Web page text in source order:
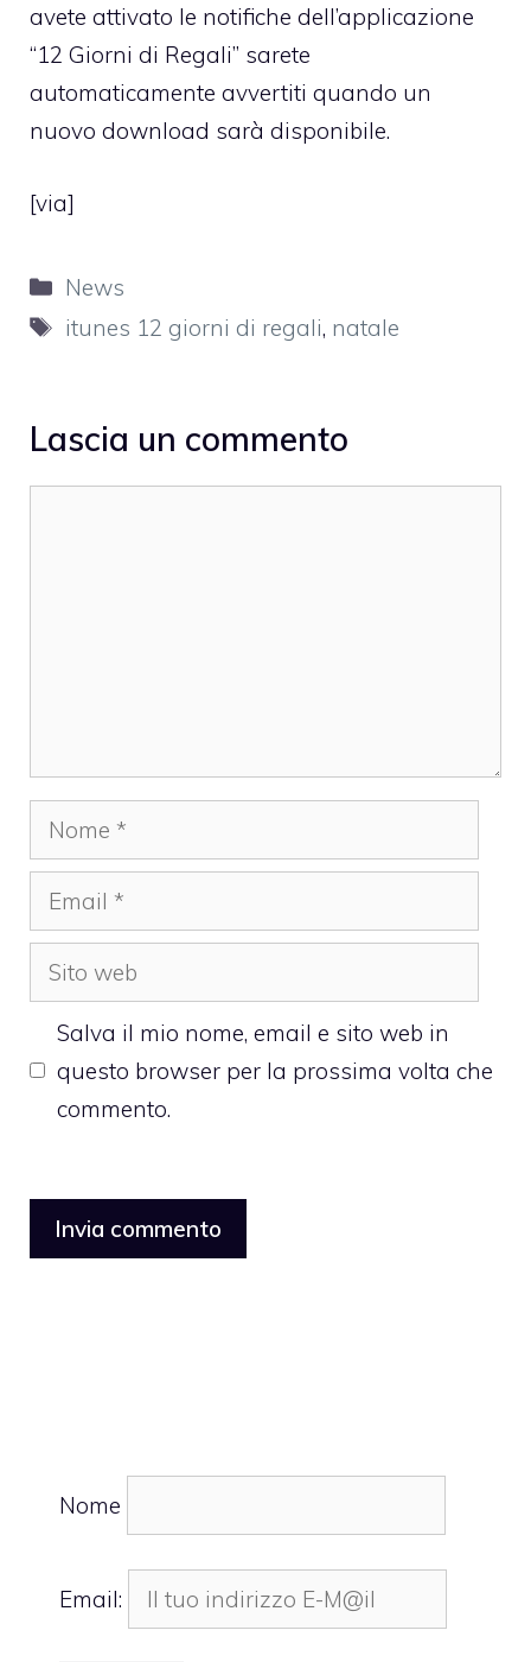
avete attivato le notifiche dell’applicazione
“12 Giorni di Regali” sarete
automaticamente avvertiti quando un
nuovo download sarà disponibile.
[via]
Categorie
News
Tag
itunes 12 giorni di regali, natale
Lascia un commento
Nome
Email
Sito
web
Salva il mio nome, email e sito web in
questo browser per la prossima volta che
commento.
Nome
Email: